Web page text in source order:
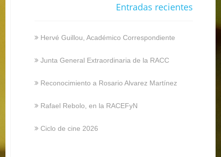
Entradas recientes
Hervé Guillou, Académico Correspondiente
Junta General Extraordinaria de la RACC
Reconocimiento a Rosario Alvarez Martínez
Rafael Rebolo, en la RACEFyN
Ciclo de cine 2026